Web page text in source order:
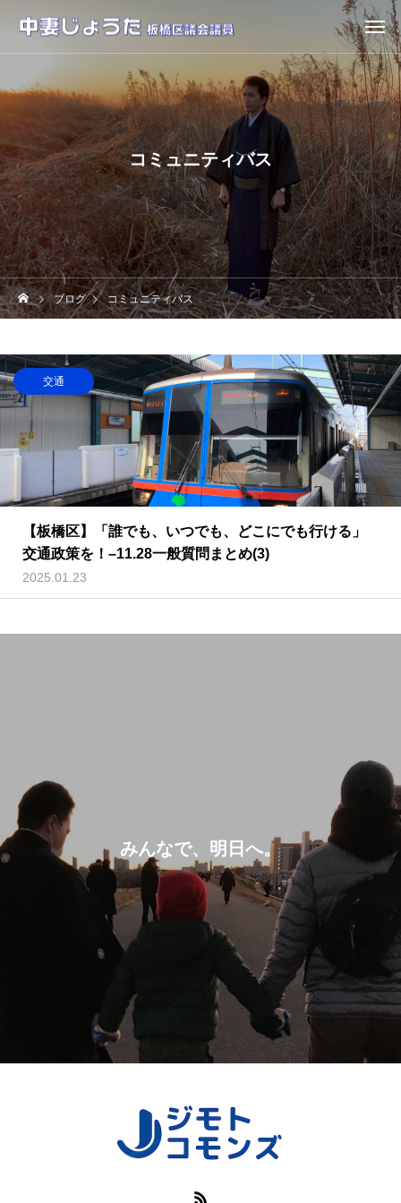
コミュニティバス
ブログ コミュニティバス
交通
【板橋区】「誰でも、いつでも、どこにでも行ける」
交通政策を！–11.28一般質問まとめ(3)
2025.01.23
みんなで、明日へ。